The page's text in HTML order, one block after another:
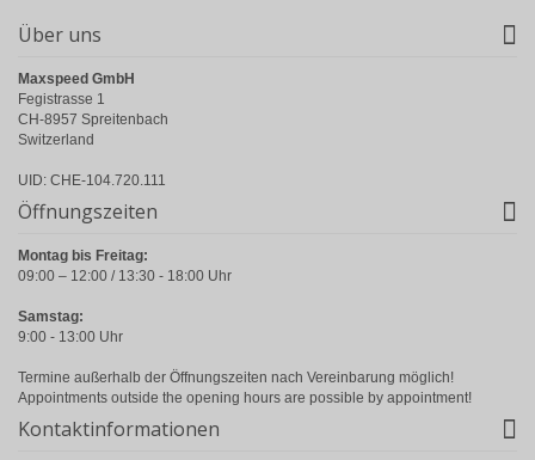
Über uns
Maxspeed GmbH
Fegistrasse 1
CH-8957 Spreitenbach
Switzerland
UID: CHE-104.720.111
Öffnungszeiten
Montag bis Freitag:
09:00 – 12:00 / 13:30 - 18:00 Uhr
Samstag:
9:00 - 13:00 Uhr
Termine außerhalb der Öffnungszeiten nach Vereinbarung möglich!
Appointments outside the opening hours are possible by appointment!
Kontaktinformationen